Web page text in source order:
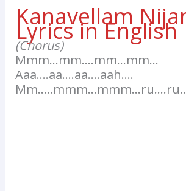
Kanavellam
Lyrics in English
(Chorus)
Mmm…mm….mm…mm…
Aaa….aa….aa….aah….